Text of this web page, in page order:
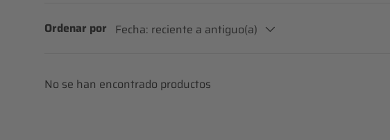
Ordenar por Fecha: reciente a antiguo(a)
No se han encontrado productos